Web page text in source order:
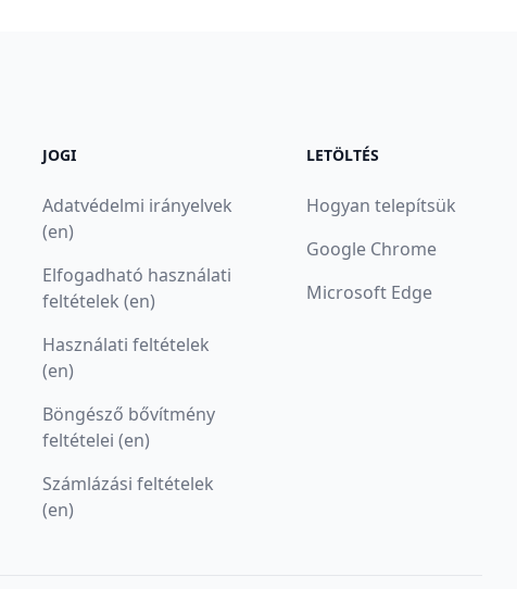
JOGI
Adatvédelmi irányelvek
(en)
Elfogadható használati
feltételek (en)
Használati feltételek
(en)
Böngésző bővítmény
feltételei (en)
Számlázási feltételek
(en)
LETÖLTÉS
Hogyan telepítsük
Google Chrome
Microsoft Edge